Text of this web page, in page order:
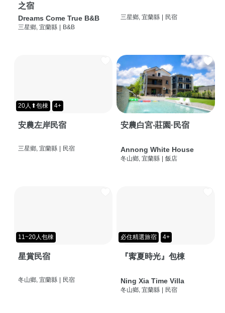
之宿
Dreams Come True B&B
三星鄉, 宜蘭縣 | B&B
三星鄉, 宜蘭縣 | 民宿
20人⬆包棟 4+
安農左岸民宿
三星鄉, 宜蘭縣 | 民宿
安農白宮‧莊園·民宿
Annong White House
冬山鄉, 宜蘭縣 | 飯店
11~20人包棟
星賞民宿
冬山鄉, 宜蘭縣 民宿
必住精選旅宿 4+
『寗夏時光』包棟
Ning Xia Time Villa
冬山鄉, 宜蘭縣 民宿